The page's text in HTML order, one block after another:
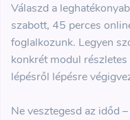
Válaszd a
szabott, 45 perces
foglalkozunk. Legyen
konkrét modul
lépésről lépésre
Ne vesztegesd az időd